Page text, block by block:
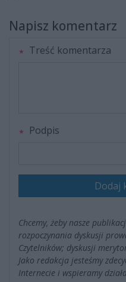
Napisz komentarz
Treść komentarza
Podpis
Dodaj
Chcemy, żeby nasze
rozpoczynania dyskusji
Czytelników; dyskusji
Jako redakcja jesteśmy
Internecie i wspieramy